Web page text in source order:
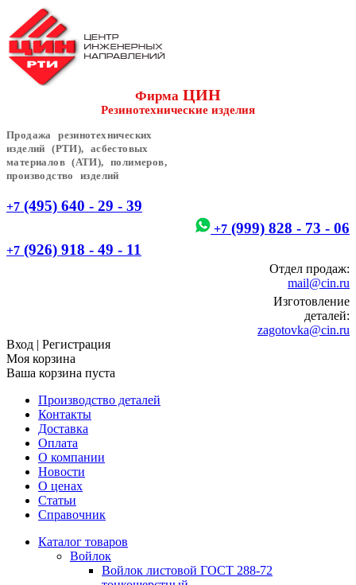
Фирма ЦИН
Резинотехнические изделия
Продажа резинотехнических
изделий (РТИ), асбестовых
материалов (АТИ), полимеров,
производство изделий
+7 (495) 640 - 29 - 39
+7 (999) 828 - 73 - 06
+7 (926) 918 - 49 - 11
Отдел продаж:
mail@cin.ru
Изготовление
деталей:
zagotovka@cin.ru
Вход | Регистрация
Моя корзина
Ваша корзина пуста
Производство деталей
Контакты
Доставка
Оплата
О компании
Новости
О ценах
Статьи
Справочник
Каталог товаров
Войлок
Войлок листовой ГОСТ 288-72